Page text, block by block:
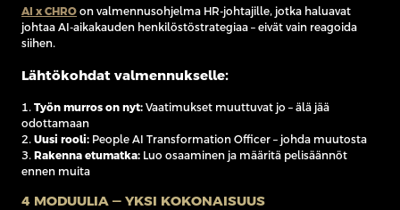
AI x CHRO on valmennusohjelma HR-johtajille, jotka haluavat
johtaa AI-aikakauden henkilöstöstrategiaa – eivät vain reagoida
siihen.
Lähtökohdat valmennukselle:
1. Työn murros on nyt: Vaatimukset muuttuvat jo – älä jää
odottamaan
2. Uusi rooli: People AI Transformation Officer – johda muutosta
3. Rakenna etumatka: Luo osaaminen ja määritä pelisäännöt
ennen muita
4 MODUULIA — YKSI KOKONAISUUS